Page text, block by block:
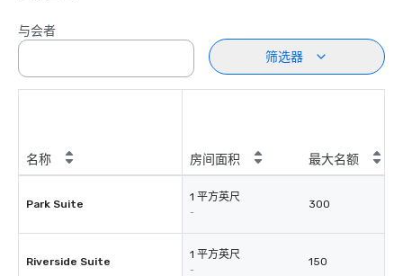
与会者
筛选器
名称 房间面积 最大名额
Park Suite
1 平方英尺
-
300
Riverside Suite
1 平方英尺
-
150